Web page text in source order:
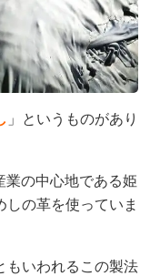
」というものがあり
業の中心地である姫
の革を使っていま
もいわれるこの製法